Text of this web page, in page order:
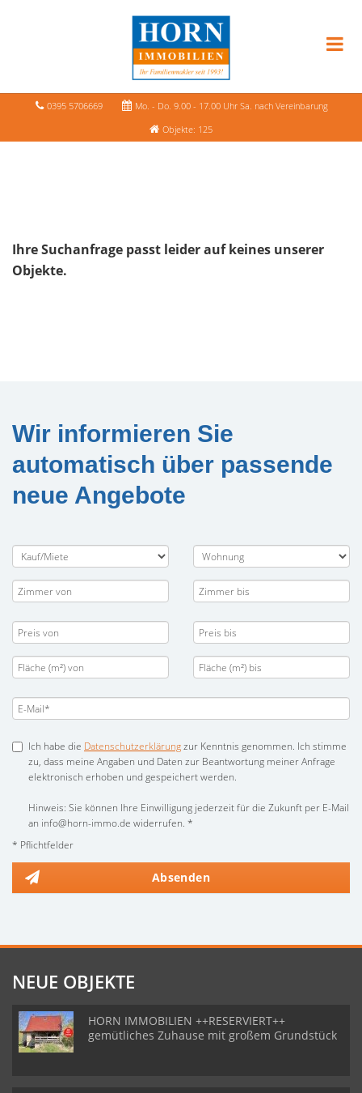
0395 5706669
Mo. - Do. 9.00 - 17.00 Uhr Sa. nach Vereinbarung
Objekte: 125
Ihre Suchanfrage passt leider auf keines unserer
Objekte.
Wir informieren Sie
automatisch über passende
neue Angebote
Ich habe die Datenschutzerklärungzur Kenntnis genommen. Ich stimme
zu, dass meine Angaben und Daten zur Beantwortung meiner Anfrage
elektronisch erhoben und gespeichert werden.
Hinweis: Sie können Ihre Einwilligung jederzeit für die Zukunft per E-Mail
an info@horn-immo.de widerrufen. *
* Pflichtfelder
Absenden
NEUE OBJEKTE
HORN IMMOBILIEN ++RESERVIERT++
gemütliches Zuhause mit großem Grundstück